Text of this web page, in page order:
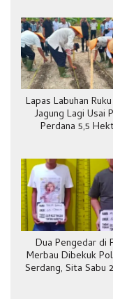
Lapas Labuhan
Jagung Lagi Usai
Perdana 5,5
Dua Pengedar di
Merbau Dibekuk
Serdang, Sita Sabu